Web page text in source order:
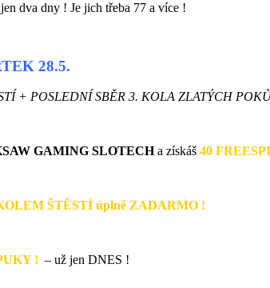
dva dny ! Je jich třeba 77 a více !
28.5.
+ POSLEDNÍ SBĚR 3. KOLA ZLATÝCH
GAMING SLOTECHa získáš 40
ŠTĚSTÍ úplně ZADARMO !
! – už jen DNES !